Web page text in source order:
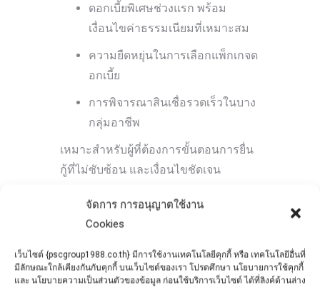
จัดการ การอนุญาตใช้งาน
Cookies
เว็บไซต์ {pscgroup1988.co.th} มีการใช้งานเทคโนโลยีคุกกี้ หรือ เทคโนโลยีอื่นที่
มีลักษณะใกล้เคียงกันกับคุกกี้ บนเว็บไซต์ของเรา โปรดศึกษา นโยบายการใช้คุกกี้
และ นโยบายความเป็นส่วนตัวของข้อมูล ก่อนใช้บริการเว็บไซต์ ได้ที่ลิงค์ด้านล่าง
ดอกเบี้ยพิเศษช่วงแรก พร้อม
เงื่อนไขค่าธรรมเนียมที่เหมาะสม
ความยืดหยุ่นในการเลือกแพ็กเกจด
อกเบี้ย
การพิจารณาสินเชื่อรวดเร็วในบาง
กลุ่มอาชีพ
เหมาะสำหรับผู้ที่ต้องการขั้นตอนการยื่น
กู้ที่ไม่ซับซ้อน และเงื่อนไขชัดเจน
ธนาคารอาคารสงเคราะห์
หลักของผู้ซื้อบ้านหลังแรก และผู้มีรายได้
ปานกลางถึงน้อย โดยมีบทบาทสำคัญใน